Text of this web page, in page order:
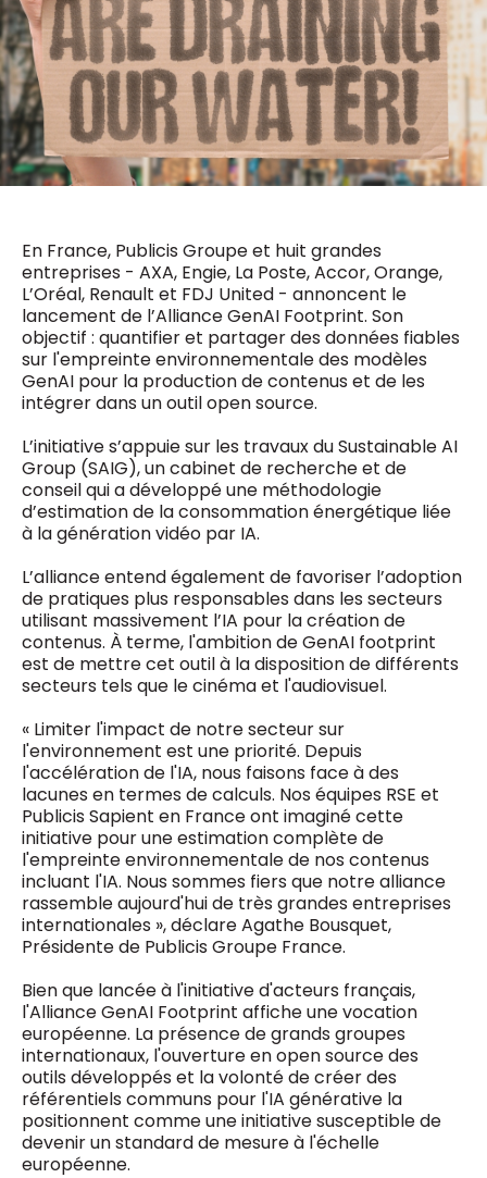
En France, Publicis Groupe et huit grandes
entreprises - AXA, Engie, La Poste, Accor, Orange,
L’Oréal, Renault et FDJ United - annoncent le
lancement de l’Alliance GenAI Footprint. Son
objectif : quantifier et partager des données fiables
sur l'empreinte environnementale des modèles
GenAI pour la production de contenus et de les
intégrer dans un outil open source.
L’initiative s’appuie sur les travaux du Sustainable AI
Group (SAIG), un cabinet de recherche et de
conseil qui a développé une méthodologie
d’estimation de la consommation énergétique liée
à la génération vidéo par IA.
L’alliance entend également de favoriser l’adoption
de pratiques plus responsables dans les secteurs
utilisant massivement l’IA pour la création de
contenus. À terme, l'ambition de GenAI footprint
est de mettre cet outil à la disposition de différents
secteurs tels que le cinéma et l'audiovisuel.
« Limiter l'impact de notre secteur sur
l'environnement est une priorité. Depuis
l'accélération de l'IA, nous faisons face à des
lacunes en termes de calculs. Nos équipes RSE et
Publicis Sapient en France ont imaginé cette
initiative pour une estimation complète de
l'empreinte environnementale de nos contenus
incluant l'IA. Nous sommes fiers que notre alliance
rassemble aujourd'hui de très grandes entreprises
internationales », déclare Agathe Bousquet,
Présidente de Publicis Groupe France.
Bien que lancée à l'initiative d'acteurs français,
l'Alliance GenAI Footprint affiche une vocation
européenne. La présence de grands groupes
internationaux, l'ouverture en open source des
outils développés et la volonté de créer des
référentiels communs pour l'IA générative la
positionnent comme une initiative susceptible de
devenir un standard de mesure à l'échelle
européenne.
0498 88 64 89
f.bouchar@mm.be
Chief Editor
Griet Byl
0475 97 12 57
g.byl@mm.be
0477 37 31 65
d.lemaire@mm.be
VALIDER
NOTRE CONTENU DIGITAL :
Daily
Freemium
access
5 x week
MM e - News
10 x year
MM Best of
Research
10 x year
MM Blue
4 x year
MM Magazine
(digital)